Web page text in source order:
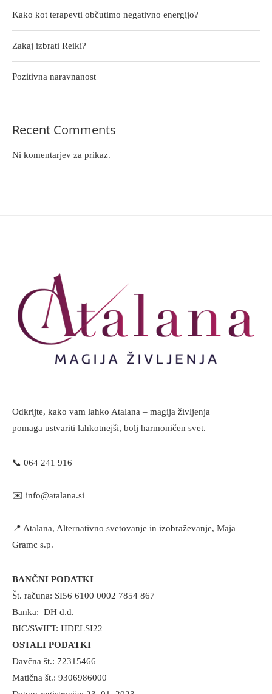
Kako kot terapevti občutimo negativno energijo?
Zakaj izbrati Reiki?
Pozitivna naravnanost
Recent Comments
Ni komentarjev za prikaz.
Odkrijte, kako vam lahko Atalana – magija življenja
pomaga ustvariti lahkotnejši, bolj harmoničen svet.
📞 064 241 916
✉️ info@atalana.si
📍 Atalana, Alternativno svetovanje in izobraževanje, Maja
Gramc s.p.
BANČNI PODATKI
Št. računa: SI56 6100 0002 7854 867
Banka: DH d.d.
BIC/SWIFT: HDELSI22
OSTALI PODATKI
Davčna št.: 72315466
Matična št.: 9306986000